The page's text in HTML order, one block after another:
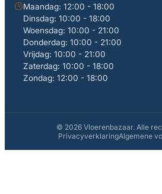
Maandag: 12:00 - 18:00
Dinsdag: 10:00 - 18:00
Woensdag: 10:00 - 21:00
Donderdag: 10:00 - 21:00
Vrijdag: 10:00 - 21:00
Zaterdag: 10:00 - 18:00
Zondag: 12:00 - 18:00
© 2026 Vloerenbazaar. Alle
PrivacyverklaringAlgemene